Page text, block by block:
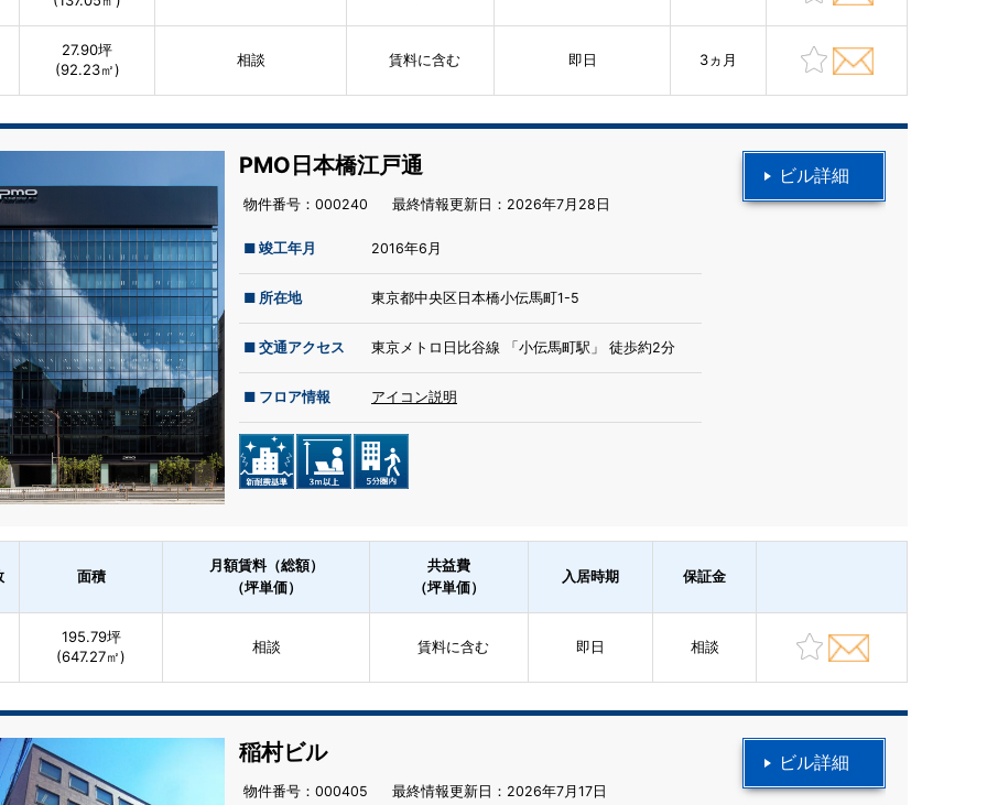
27.90坪
(92.23㎡)
相談 賃料に含む 即日 3ヵ月
ビル詳細
PMO日本橋江戸通
物件番号：000240 最終情報更新⽇：2026年7月28日
■ 竣工年月 2016年6月
■ 所在地 東京都中央区日本橋小伝馬町1-5
■ 交通アクセス 東京メトロ日比谷線 「小伝馬町駅」 徒歩約2分
■ フロア情報 アイコン説明
面積
月額賃料（総額）
（坪単価）
共益費
（坪単価）
入居時期 保証金
195.79坪
(647.27㎡)
相談 賃料に含む 即日 相談
ビル詳細
稲村ビル
物件番号：000405 最終情報更新⽇：2026年7月17日